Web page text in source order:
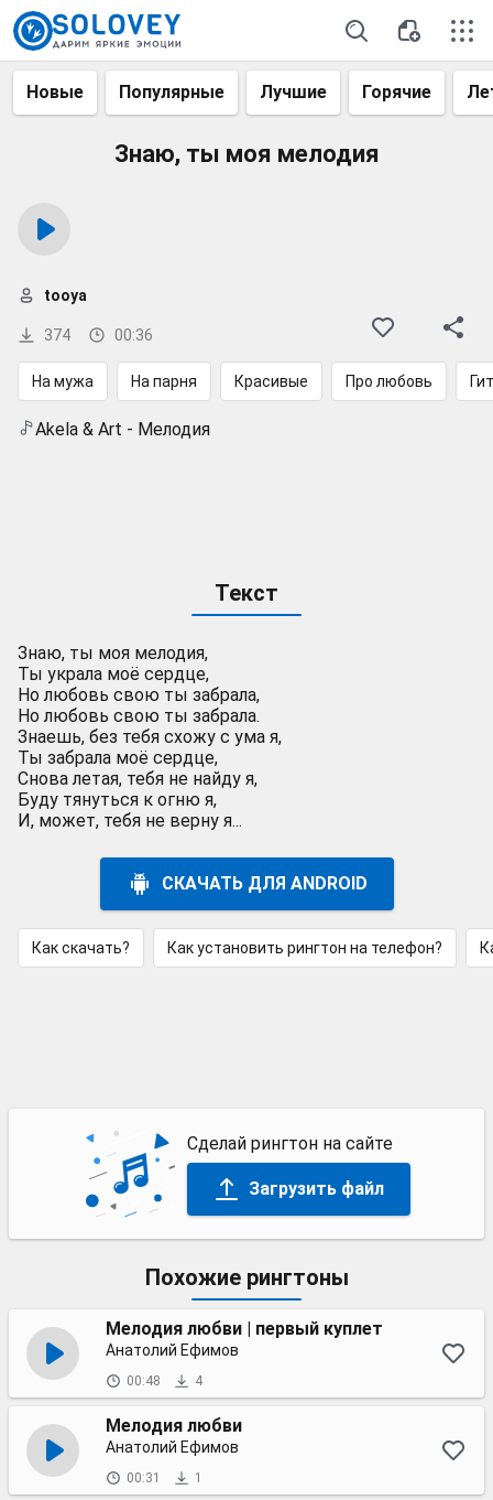
Новые Популярные Лучшие Горячие
Знаю, ты моя мелодия
374 00:36
tooya
На мужа На парня Красивые Про любовь
Akela & Art - Мелодия
Текст
Знаю, ты моя мелодия,
Ты украла моё сердце,
Но любовь свою ты забрала,
Но любовь свою ты забрала.
Знаешь, без тебя схожу с ума я,
Ты забрала моё сердце,
Снова летая, тебя не найду я,
Буду тянуться к огню я,
И, может, тебя не верну я...
СКАЧАТЬ ДЛЯ ANDROID
Как скачать? Как установить рингтон на телефон?
Сделай рингтон на сайте
Загрузить файл
Похожие рингтоны
Мелодия любви | первый куплет
Анатолий Ефимов
00:48 4
Мелодия любви
Анатолий Ефимов
00:31 1